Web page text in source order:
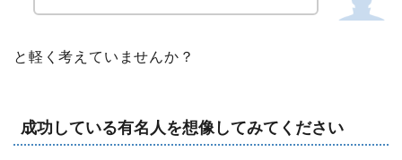
と軽く考えていませんか？
成功している有名人を想像してみてください